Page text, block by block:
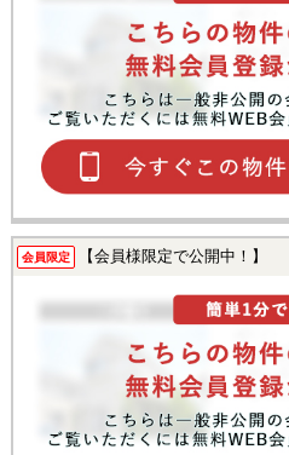
会員限定 【会員様限定で公開中！】